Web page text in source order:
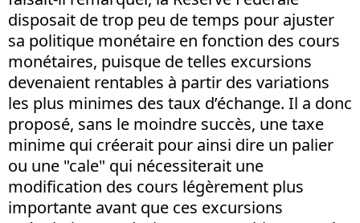
disposait de trop peu de temps pour ajuster
sa politique monétaire en fonction des cours
monétaires, puisque de telles excursions
devenaient rentables à partir des variations
les plus minimes des taux d’échange. Il a donc
proposé, sans le moindre succès, une taxe
minime qui créerait pour ainsi dire un palier
ou une "cale" qui nécessiterait une
modification des cours légèrement plus
importante avant que ces excursions